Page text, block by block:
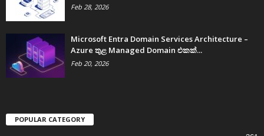
Feb 28, 2026
Microsoft Entra Domain Services Architecture –
Azure තුළ Managed Domain එකක්...
Feb 20, 2026
POPULAR CATEGORY